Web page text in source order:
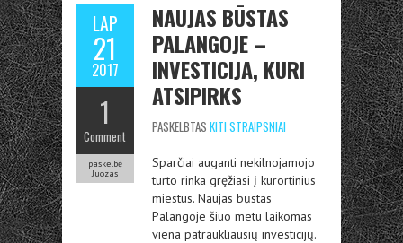
LAP
21
2017
1
Comment
paskelbė
Juozas
NAUJAS BŪSTAS
PALANGOJE –
INVESTICIJA, KURI
ATSIPIRKS
PASKELBTAS KITI STRAIPSNIAI
Sparčiai auganti nekilnojamojo
turto rinka gręžiasi į kurortinius
miestus. Naujas būstas
Palangoje šiuo metu laikomas
viena patraukliausių investicijų.